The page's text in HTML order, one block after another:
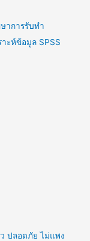
าการรับทำ
ะห์ข้อมูล SPSS
ปลอดภัย ไม่แพง